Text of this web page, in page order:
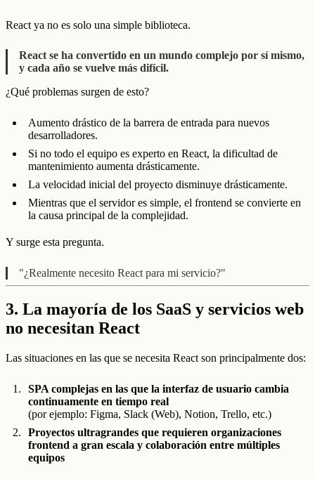
React ya no es solo una simple biblioteca.
React se ha convertido en un mundo complejo por sí mismo,
y cada año se vuelve más difícil.
¿Qué problemas surgen de esto?
Aumento drástico de la barrera de entrada para nuevos
desarrolladores.
Si no todo el equipo es experto en React, la dificultad de
mantenimiento aumenta drásticamente.
La velocidad inicial del proyecto disminuye drásticamente.
Mientras que el servidor es simple, el frontend se convierte en
la causa principal de la complejidad.
Y surge esta pregunta.
"¿Realmente necesito React para mi servicio?"
3. La mayoría de los SaaS y servicios web
no necesitan React
Las situaciones en las que se necesita React son principalmente dos:
SPA complejas en las que la interfaz de usuario cambia
continuamente en tiempo real
(por ejemplo: Figma, Slack (Web), Notion, Trello, etc.)
Proyectos ultragrandes que requieren organizaciones
frontend a gran escala y colaboración entre múltiples
equipos